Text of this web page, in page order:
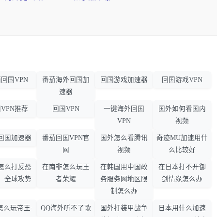
国VPN
番茄海外回国加
速器
回国游戏加速器 回国游戏VPN
推荐 回国VPN
一键海外回国
VPN
国外如何看国内
视频
国加速器
番茄回国VPN官
网
国外怎么看腾讯
视频
奇迹MU加速用什
么比较好
么打反恐
全球攻势
在南非怎么玩王
者荣耀
在韩国用中国政
务服务网地区限
制怎么办
在日本打不开御
剑情缘怎么办
么玩帝王·
QQ海外听不了歌
国外打装甲战争
日本用什么加速